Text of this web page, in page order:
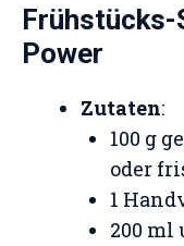
Frühstücks-
Power
Zutaten:
100 g
oder
1
200 ml